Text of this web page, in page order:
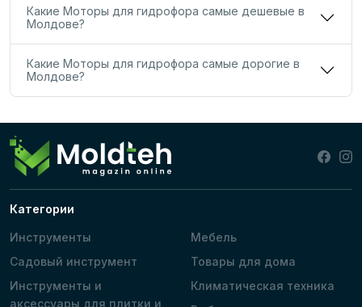
Какие Моторы для гидрофора самые дешевые в
Молдове?
Какие Моторы для гидрофора самые дорогие в
Молдове?
Категории
Инструменты
Садовый инструмент
Инструменты и
аксессуары для плитки и
Мебель
Товары для дома
Климатическая техника